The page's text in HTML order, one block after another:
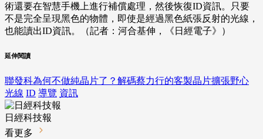
術還要在智慧手機上進行補償處理，然後恢復ID資訊。只要
不是完全呈現黑色的物體，即使是經過黑色紙張反射的光線，
也能讀出ID資訊。（記者：河合基伸，《日經電子》）
延伸閱讀
聯發科為何不做純晶片了？解碼蔡力行的客製晶片擴張野心
光線 ID 導覽 資訊
日經科技報
看更多